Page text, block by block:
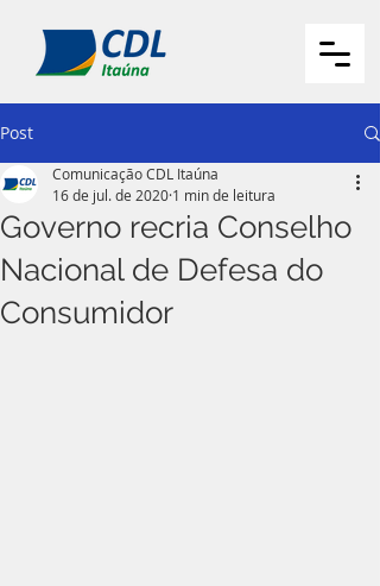
Post
Governo recria Conselho
Nacional de Defesa do
Consumidor
Comunicação CDL Itaúna
16 de jul. de 2020 1 min de leitura